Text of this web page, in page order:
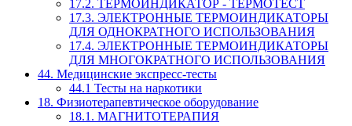
17.2. ТЕРМОИНДИКАТОР - ТЕРМОТЕСТ
17.3. ЭЛЕКТРОННЫЕ ТЕРМОИНДИКАТОРЫ
ДЛЯ ОДНОКРАТНОГО ИСПОЛЬЗОВАНИЯ
17.4. ЭЛЕКТРОННЫЕ ТЕРМОИНДИКАТОРЫ
ДЛЯ МНОГОКРАТНОГО ИСПОЛЬЗОВАНИЯ
44. Медицинские экспресс-тесты
44.1 Тесты на наркотики
18. Физиотерапевтическое оборудование
18.1. МАГНИТОТЕРАПИЯ